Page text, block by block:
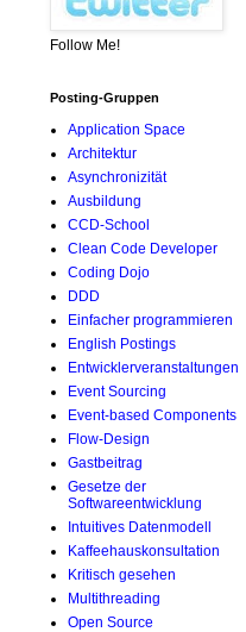
Follow Me!
Posting-Gruppen
Application Space
Architektur
Asynchronizität
Ausbildung
CCD-School
Clean Code Developer
Coding Dojo
DDD
Einfacher programmieren
English Postings
Entwicklerveranstaltungen
Event Sourcing
Event-based Components
Flow-Design
Gastbeitrag
Gesetze der
Softwareentwicklung
Intuitives Datenmodell
Kaffeehauskonsultation
Kritisch gesehen
Multithreading
Open Source